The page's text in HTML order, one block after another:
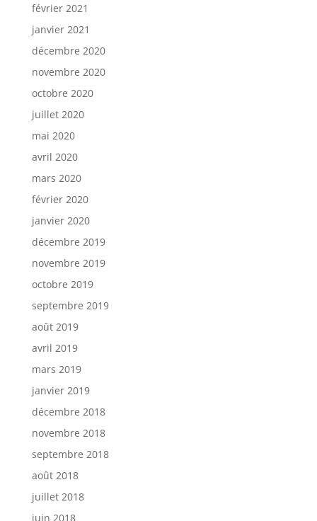
février 2021
janvier 2021
décembre 2020
novembre 2020
octobre 2020
juillet 2020
mai 2020
avril 2020
mars 2020
février 2020
janvier 2020
décembre 2019
novembre 2019
octobre 2019
septembre 2019
août 2019
avril 2019
mars 2019
janvier 2019
décembre 2018
novembre 2018
septembre 2018
août 2018
juillet 2018
juin 2018